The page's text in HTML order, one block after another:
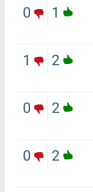
1
0
2
1
2
0
2
0